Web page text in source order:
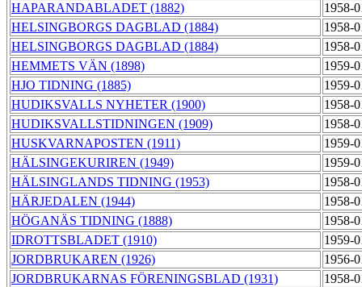
HAPARANDABLADET (1882)
1958-
HELSINGBORGS DAGBLAD (1884)
1958-
HELSINGBORGS DAGBLAD (1884)
1958-
HEMMETS VÄN (1898)
1959-
HJO TIDNING (1885)
1959-
HUDIKSVALLS NYHETER (1900)
1958-
HUDIKSVALLSTIDNINGEN (1909)
1958-
HUSKVARNAPOSTEN (1911)
1959-
HÄLSINGEKURIREN (1949)
1959-
HÄLSINGLANDS TIDNING (1953)
1958-
HÄRJEDALEN (1944)
1958-
HÖGANÄS TIDNING (1888)
1958-
IDROTTSBLADET (1910)
1959-
JORDBRUKAREN (1926)
1956-
JORDBRUKARNAS FÖRENINGSBLAD (1931)
1958-